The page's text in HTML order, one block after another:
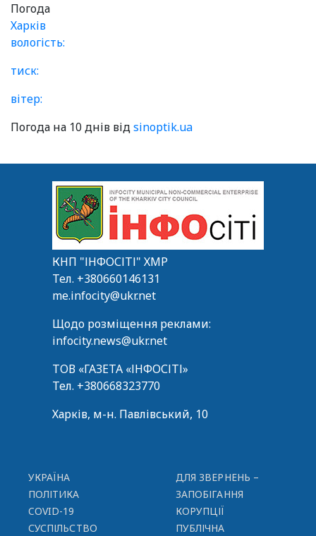
Погода
Харків
вологість:
тиск:
вітер:
Погода на 10 днів відsinoptik.ua
КНП "ІНФОСІТІ" ХМР
Тел. +380660146131
me.infocity@ukr.net
Щодо розміщення реклами:
infocity.news@ukr.net
ТОВ «ГАЗЕТА «ІНФОСІТІ»
Тел. +380668323770
Харків, м-н. Павлівський, 10
УКРАЇНА
ПОЛІТИКА
COVID-19
СУСПІЛЬСТВО
ДЛЯ ЗВЕРНЕНЬ –
ЗАПОБІГАННЯ
КОРУПЦІЇ
ПУБЛІЧНА